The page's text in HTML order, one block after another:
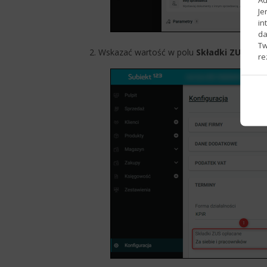
2. Wskazać wartość w polu Składki ZUS